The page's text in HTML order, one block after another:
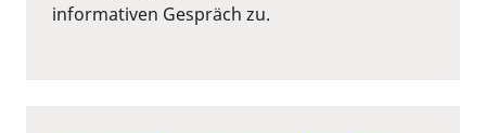
informativen Gespräch zu.